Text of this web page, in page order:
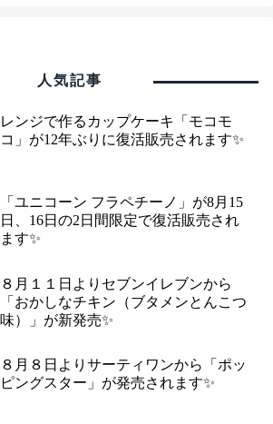
人気記事
レンジで作るカップケーキ「モコモ
コ」が12年ぶりに復活販売されます✨
「ユニコーン フラペチーノ」が8月15
日、16日の2日間限定で復活販売され
ます✨
８月１１日よりセブンイレブンから
「おかしなチキン（ブタメンとんこつ
味）」が新発売✨
８月８日よりサーティワンから「ポッ
ピングスター」が発売されます✨